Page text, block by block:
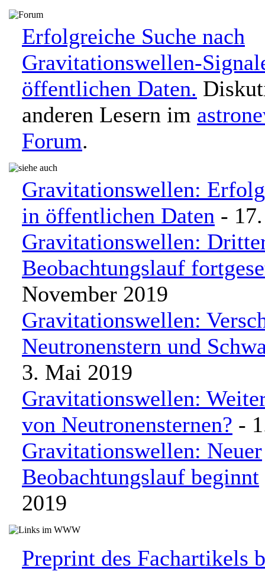
Erfolgreiche Suche nach
Gravitationswellen-
öffentlichen Daten.
anderen Lesern im
Forum.
Gravitationswellen:
in öffentlichen Daten -
Gravitationswellen:
Beobachtungslauf
November 2019
Gravitationswellen:
Neutronenstern und
3. Mai 2019
Gravitationswellen:
von Neutronensternen? -
Gravitationswellen: Neuer
Beobachtungslauf beginnt
2019
Preprint des Fachartikels